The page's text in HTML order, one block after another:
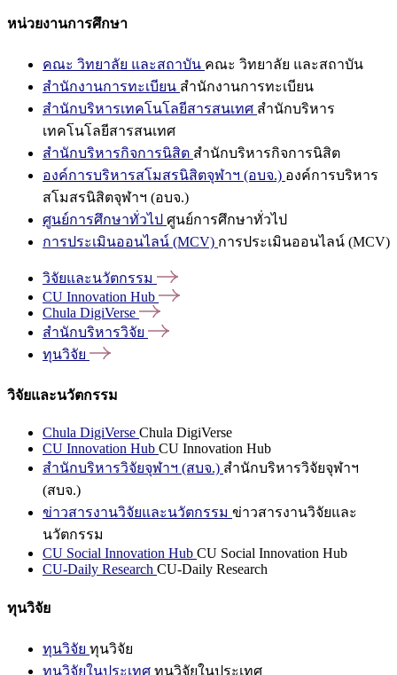
หน่วยงานการศึกษา
คณะ วิทยาลัย และสถาบัน คณะ วิทยาลัย และสถาบัน
สำนักงานการทะเบียน สำนักงานการทะเบียน
สำนักบริหารเทคโนโลยีสารสนเทศ สำนักบริหาร
เทคโนโลยีสารสนเทศ
สำนักบริหารกิจการนิสิต สำนักบริหารกิจการนิสิต
องค์การบริหารสโมสรนิสิตจุฬาฯ (อบจ.) องค์การบริหาร
สโมสรนิสิตจุฬาฯ (อบจ.)
ศูนย์การศึกษาทั่วไป ศูนย์การศึกษาทั่วไป
การประเมินออนไลน์ (MCV) การประเมินออนไลน์ (MCV)
วิจัยและนวัตกรรม
CU Innovation Hub
Chula DigiVerse
สำนักบริหารวิจัย
ทุนวิจัย
วิจัยและนวัตกรรม
Chula DigiVerse Chula DigiVerse
CU Innovation Hub CU Innovation Hub
สำนักบริหารวิจัยจุฬาฯ (สบจ.) สำนักบริหารวิจัยจุฬาฯ
(สบจ.)
ข่าวสารงานวิจัยและนวัตกรรม ข่าวสารงานวิจัยและ
นวัตกรรม
CU Social Innovation Hub CU Social Innovation Hub
CU-Daily Research CU-Daily Research
ทุนวิจัย
ทุนวิจัย ทุนวิจัย
ทุนวิจัยในประเทศ ทุนวิจัยในประเทศ